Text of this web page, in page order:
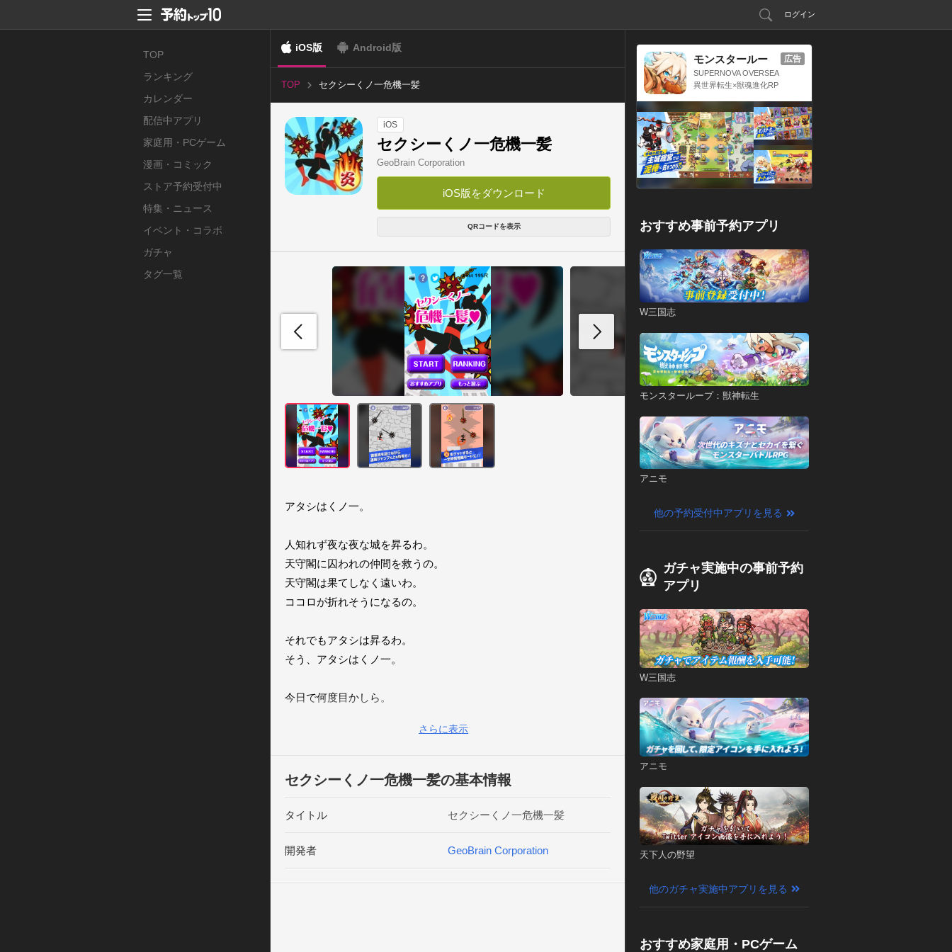
ログイン
TOP
ランキング
カレンダー
配信中アプリ
家庭用・PCゲーム
漫画・コミック
ストア予約受付中
特集・ニュース
イベント・コラボ
ガチャ
タグ一覧
iOS版 Android版
TOP セクシーくノ一危機一髪
iOS
セクシーくノ一危機一髪
GeoBrain Corporation
iOS版をダウンロード
QRコードを表示
アタシはくノ一。
人知れず夜な夜な城を昇るわ。
天守閣に囚われの仲間を救うの。
天守閣は果てしなく遠いわ。
ココロが折れそうになるの。
それでもアタシは昇るわ。
そう、アタシはくノ一。
今日で何度目かしら。
おかげで、ますます攻城が難しくなったわ。
ホントやっかいだわ。
そう、アタシはくノ一。
さらに表示
セクシーくノ一危機一髪の基本情報
タイトル セクシーくノ一危機一髪
開発者 GeoBrain Corporation
モンスタールー
プ：獣神転生
SUPERNOVA OVERSEA
S LIMITED
異世界転生×獣魂進化RP
広告
おすすめ事前予約アプリ
W三国志
モンスターループ：獣神転生
アニモ
他の予約受付中アプリを見る
ガチャ実施中の事前予約
アプリ
W三国志
アニモ
天下人の野望
他のガチャ実施中アプリを見る
おすすめ家庭用・PCゲーム